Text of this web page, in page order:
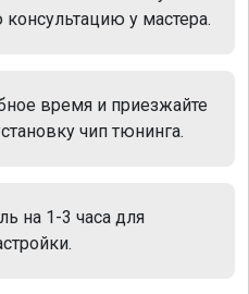
у мастера.
время и приезжайте
чип тюнинга.
на 1-3 часа для